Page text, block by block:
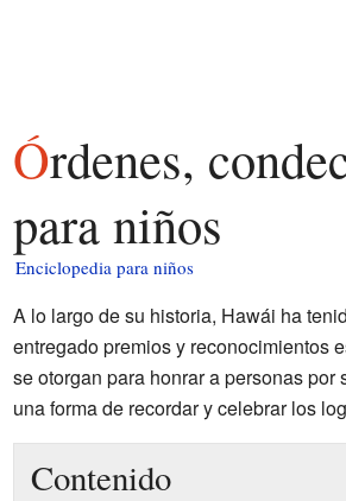
Órdenes, condecoraciones y medallas de Hawái
para niños
Enciclopedia para niños
A lo largo de su historia, Hawái ha
entregado premios y reconocimientos
se otorgan para honrar a personas
una forma de recordar y celebrar los
Contenido